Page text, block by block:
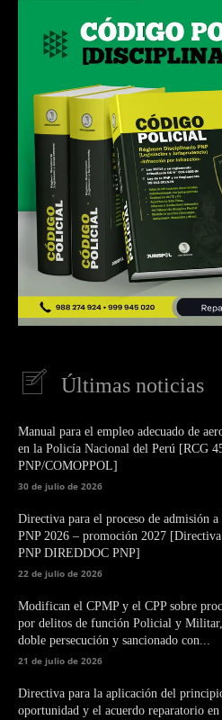
Últimas noticias
Manual para el empleo adecuado de
en la Policía Nacional del Perú [RCG
PNP/COMOPPOL]
30 de julio de 2026
Directiva para el proceso de admisión
PNP 2026 – promoción 2027
PNP DIREDDOC PNP]
22 de julio de 2026
Modifican el CPMP y el CPP sobre
por delitos de función Policial y
doble persecución y sancionado con...
21 de julio de 2026
Directiva para la aplicación del
oportunidad y el acuerdo reparatorio en